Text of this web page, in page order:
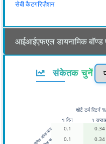
सेबी कैटगरिज़ैशन
आईआईएफएल डायनामिक बॉण्ड
संकेतक चुनें
0.1 0.34
0.1
0.34
१ दिन १
शॉर्ट टर्म